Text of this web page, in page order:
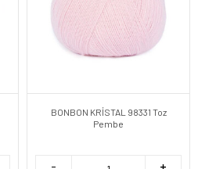
BONBON KRİSTAL 98331 Toz
Pembe